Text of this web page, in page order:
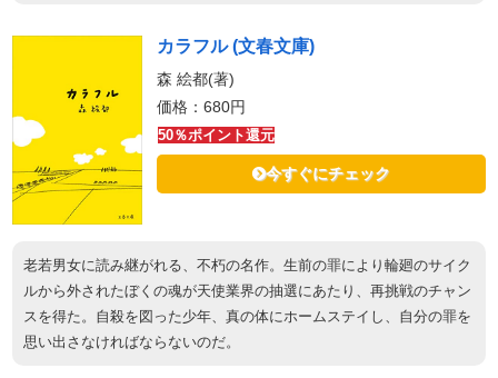
カラフル (文春文庫)
森 絵都(著)
価格：680円
50％ポイント還元
今すぐにチェック
老若男女に読み継がれる、不朽の名作。生前の罪により輪廻のサイク
ルから外されたぼくの魂が天使業界の抽選にあたり、再挑戦のチャン
スを得た。自殺を図った少年、真の体にホームステイし、自分の罪を
思い出さなければならないのだ。